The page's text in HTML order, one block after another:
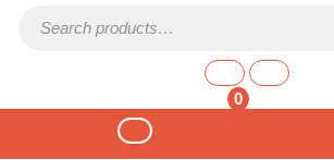
0
Open